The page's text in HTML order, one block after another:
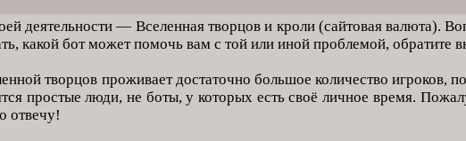
деятельности — Вселенная творцов и кроли (сайтовая валюта).
какой бот может помочь вам с той или иной проблемой, обратите
творцов проживает достаточно большое количество игроков,
простые люди, не боты, у которых есть своё личное время.
отвечу!